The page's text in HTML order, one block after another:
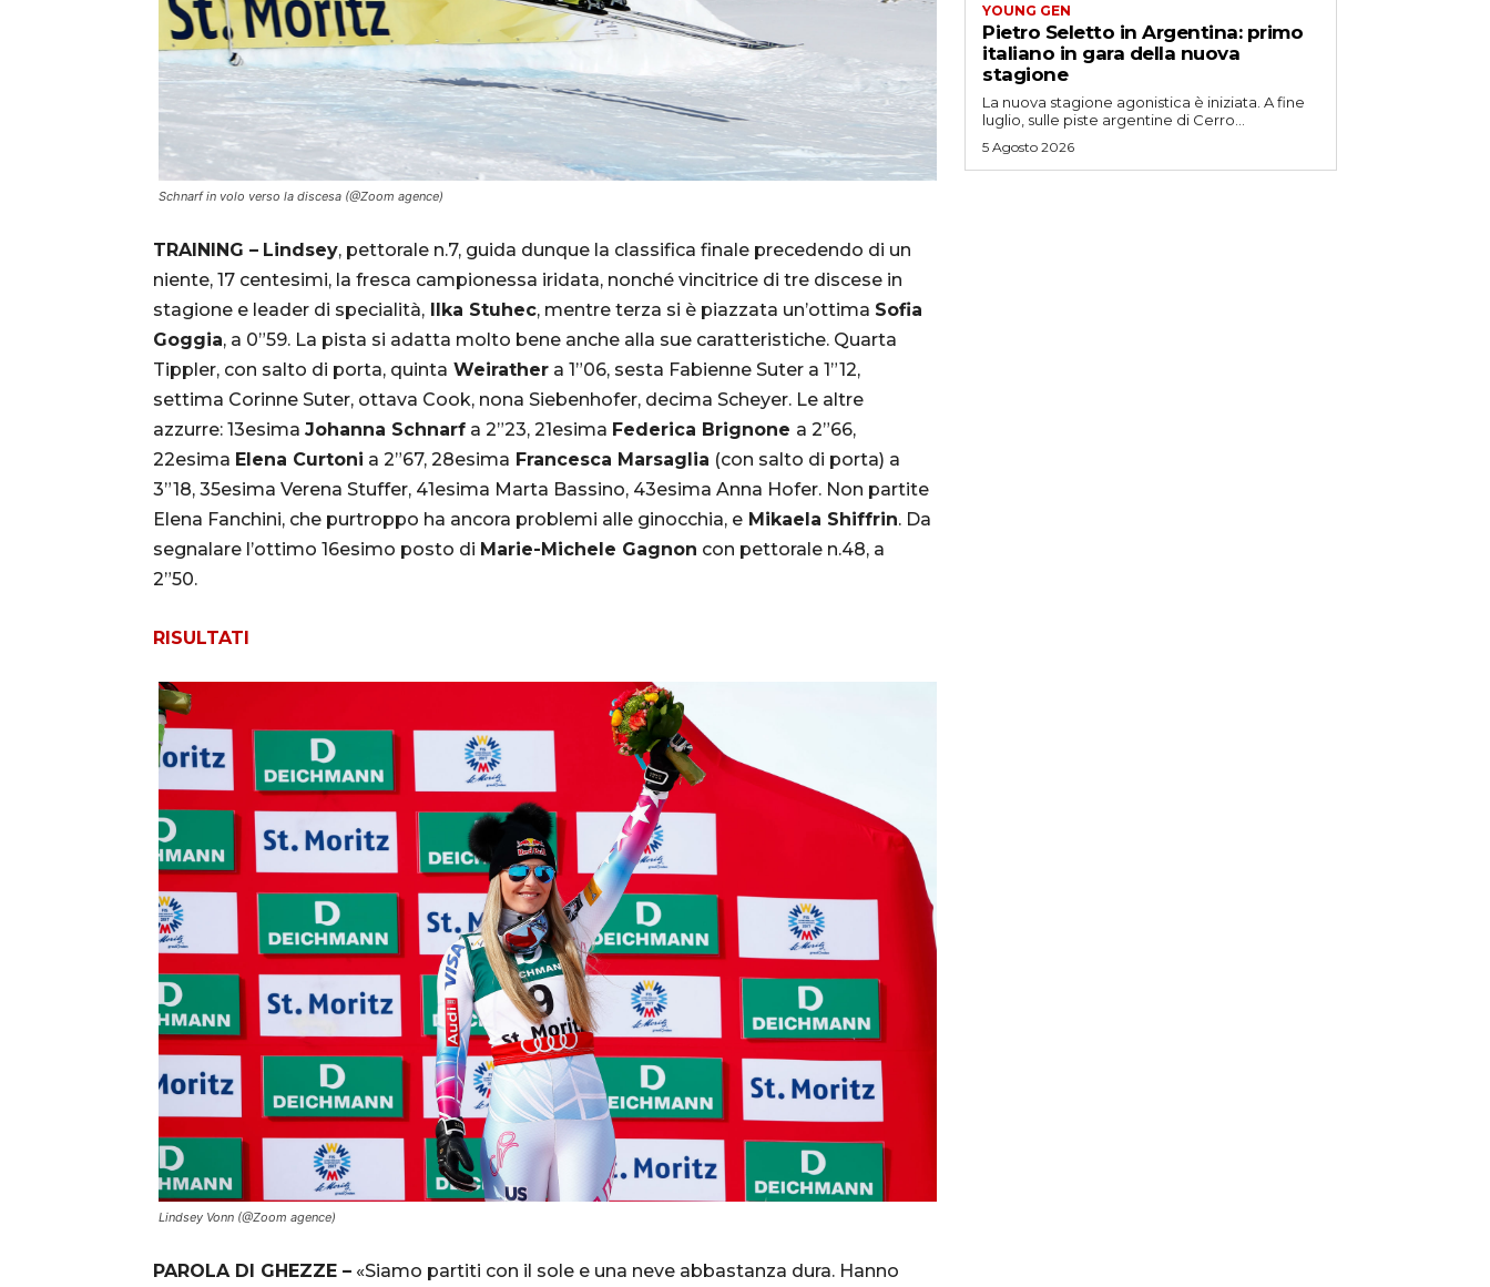
Schnarf in volo verso la discesa (@Zoom agence)
TRAINING – Lindsey, pettorale n.7, guida dunque la classifica finale precedendo di un
niente, 17 centesimi, la fresca campionessa iridata, nonché vincitrice di tre discese in
stagione e leader di specialità, Ilka Stuhec, mentre terza si è piazzata un’ottima Sofia
Goggia, a 0”59. La pista si adatta molto bene anche alla sue caratteristiche. Quarta
Tippler, con salto di porta, quinta Weirather a 1”06, sesta Fabienne Suter a 1”12,
settima Corinne Suter, ottava Cook, nona Siebenhofer, decima Scheyer. Le altre
azzurre: 13esima Johanna Schnarf a 2”23, 21esima Federica Brignone a 2”66,
22esima Elena Curtoni a 2”67, 28esima Francesca Marsaglia (con salto di porta) a
3”18, 35esima Verena Stuffer, 41esima Marta Bassino, 43esima Anna Hofer. Non partite
Elena Fanchini, che purtroppo ha ancora problemi alle ginocchia, e Mikaela Shiffrin. Da
segnalare l’ottimo 16esimo posto di Marie-Michele Gagnon con pettorale n.48, a
2”50.
RISULTATI
Lindsey Vonn (@Zoom agence)
PAROLA DI GHEZZE – «Siamo partiti con il sole e una neve abbastanza dura. Hanno
YOUNG GEN
Pietro Seletto in Argentina: primo
italiano in gara della nuova
stagione
La nuova stagione agonistica è iniziata. A fine
luglio, sulle piste argentine di Cerro...
5 Agosto 2026